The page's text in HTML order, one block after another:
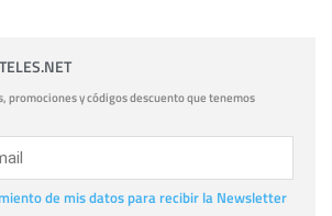
promociones y códigos descuento que tenemos
de mis datos para recibir la Newsletter